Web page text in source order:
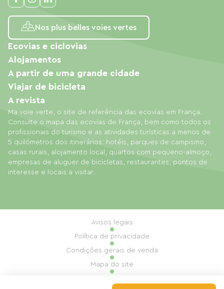
Nos plus belles voies vertes
Ma voie verte, o site de referência das ecovias em França.
Consulte o mapa das ecovias de França, bem como todos os
profissionais do turismo e as atividades turísticas a menos de
5 quilómetros dos itinerários: hotéis, parques de campismo,
casas rurais, alojamento local, quartos com pequeno-almoço,
empresas de aluguer de bicicletas, restaurantes, pontos de
interesse e locais a visitar.
Ecovias e ciclovias
Alojamentos
A partir de uma grande cidade
Viajar de bicicleta
A revista
Avisos legais
Política de privacidade
Condições gerais de venda
Mapa do site